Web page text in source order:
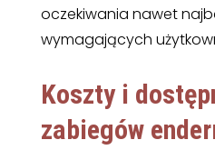
oczekiwania nawet
wymagających
Koszty i
zabiegów